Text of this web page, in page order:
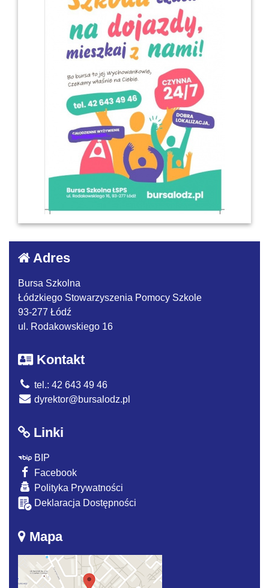
Adres
Bursa Szkolna
Łódzkiego Stowarzyszenia Pomocy Szkole
93-277 Łódź
ul. Rodakowskiego 16
Kontakt
tel.: 42 643 49 46
dyrektor@bursalodz.pl
Linki
BIP
Facebook
Polityka Prywatności
Deklaracja Dostępności
Mapa